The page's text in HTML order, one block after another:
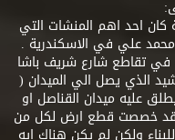
كان احد اهم المنشات التي
محمد علي في الاسكندرية .
تقاطع شارع شريف باشا
الذي يصل الي الميدان (
عليه ميدان القناصل او
قد خصصت قطع ارض لكل من